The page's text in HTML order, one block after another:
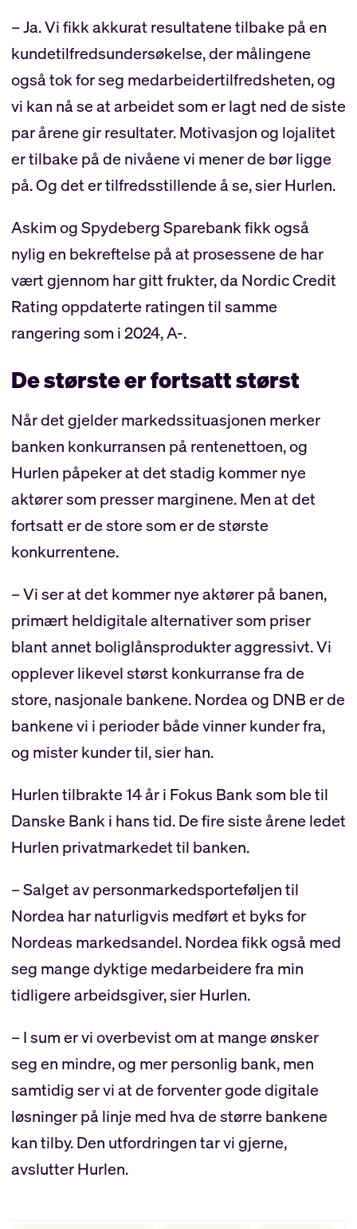
– Ja. Vi fikk akkurat resultatene tilbake på en
kundetilfredsundersøkelse, der målingene
også tok for seg medarbeidertilfredsheten, og
vi kan nå se at arbeidet som er lagt ned de siste
par årene gir resultater. Motivasjon og lojalitet
er tilbake på de nivåene vi mener de bør ligge
på. Og det er tilfredsstillende å se, sier Hurlen.
Askim og Spydeberg Sparebank fikk også
nylig en bekreftelse på at prosessene de har
vært gjennom har gitt frukter, da Nordic Credit
Rating oppdaterte ratingen til samme
rangering som i 2024, A-.
De største er fortsatt størst
Når det gjelder markedssituasjonen merker
banken konkurransen på rentenettoen, og
Hurlen påpeker at det stadig kommer nye
aktører som presser marginene. Men at det
fortsatt er de store som er de største
konkurrentene.
– Vi ser at det kommer nye aktører på banen,
primært heldigitale alternativer som priser
blant annet boliglånsprodukter aggressivt. Vi
opplever likevel størst konkurranse fra de
store, nasjonale bankene. Nordea og DNB er de
bankene vi i perioder både vinner kunder fra,
og mister kunder til, sier han.
Hurlen tilbrakte 14 år i Fokus Bank som ble til
Danske Bank i hans tid. De fire siste årene ledet
Hurlen privatmarkedet til banken.
– Salget av personmarkedsporteføljen til
Nordea har naturligvis medført et byks for
Nordeas markedsandel. Nordea fikk også med
seg mange dyktige medarbeidere fra min
tidligere arbeidsgiver, sier Hurlen.
– I sum er vi overbevist om at mange ønsker
seg en mindre, og mer personlig bank, men
samtidig ser vi at de forventer gode digitale
løsninger på linje med hva de større bankene
kan tilby. Den utfordringen tar vi gjerne,
avslutter Hurlen.